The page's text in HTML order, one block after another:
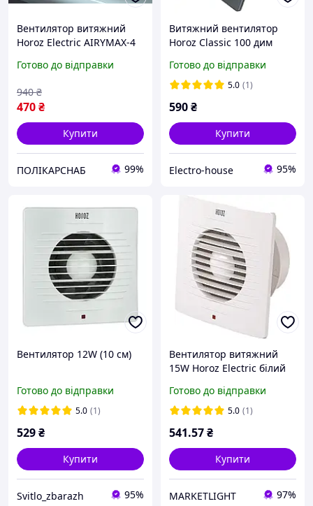
Вентилятор витяжний
Horoz Electric AIRYMAX-4
Готово до відправки
470₴
940 ₴
Купити
ПОЛІКАРСНАБ 99%
Витяжний вентилятор
Horoz Classic 100 дим
Готово до відправки
5.0 (1)
590₴
Купити
Electro-house 95%
Вентилятор 12W (10 см)
Готово до відправки
5.0 (1)
529₴
Купити
Svitlo_zbarazh 95%
Вентилятор витяжний
15W Horoz Electric білий
Готово до відправки
5.0 (1)
541.57₴
Купити
MARKETLIGHT 97%